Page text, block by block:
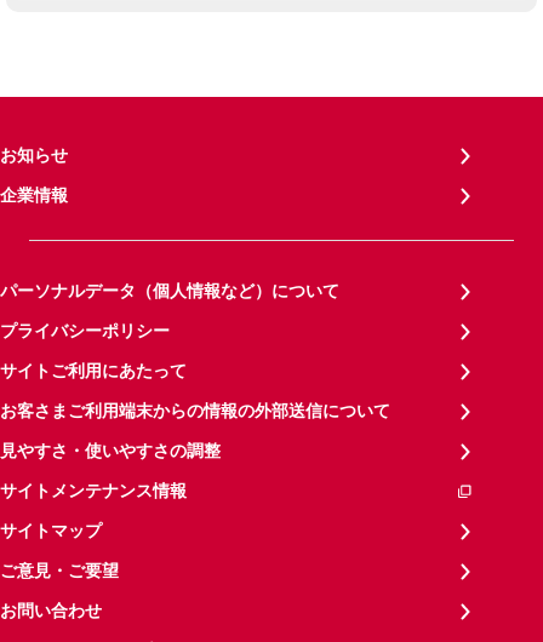
お知らせ
企業情報
パーソナルデータ（個人情報など）について
プライバシーポリシー
サイトご利用にあたって
お客さまご利用端末からの情報の外部送信について
見やすさ・使いやすさの調整
サイトメンテナンス情報
サイトマップ
ご意見・ご要望
お問い合わせ